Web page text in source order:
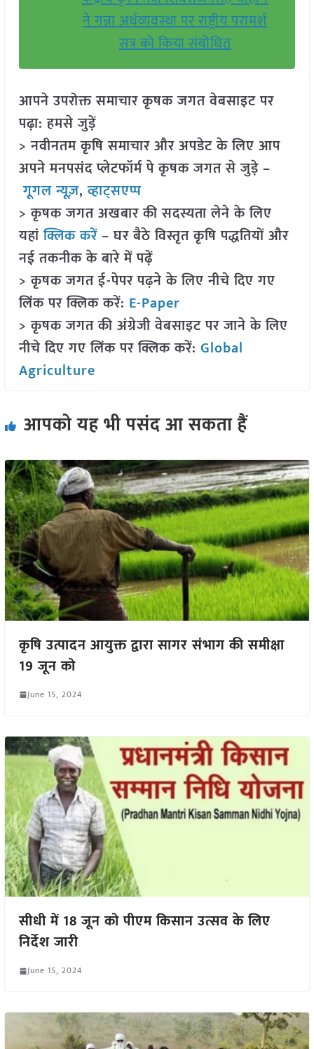
ने गन्ना अर्थव्यवस्था पर राष्ट्रीय परामर्श
सत्र को किया संबोधित
आपने उपरोक्त समाचार कृषक जगत वेबसाइट पर
पढ़ा: हमसे जुड़ें
> नवीनतम कृषि समाचार और अपडेट के लिए आप
अपने मनपसंद प्लेटफॉर्म पे कृषक जगत से जुड़े –
गूगल न्यूज़,व्हाट्सएप्प
> कृषक जगत अखबार की सदस्यता लेने के लिए
यहांक्लिक करें– घर बैठे विस्तृत कृषि पद्धतियों और
नई तकनीक के बारे में पढ़ें
> कृषक जगत ई-पेपर पढ़ने के लिए नीचे दिए गए
लिंक पर क्लिक करें: E-Paper
> कृषक जगत की अंग्रेजी वेबसाइट पर जाने के लिए
नीचे दिए गए लिंक पर क्लिक करें: Global
Agriculture
आपको यह भी पसंद आ सकता हैं
कृषि उत्पादन आयुक्त द्वारा सागर संभाग की समीक्षा
19 जून को
June 15, 2024
सीधी में 18 जून को पीएम किसान उत्सव के लिए
निर्देश जारी
June 15, 2024